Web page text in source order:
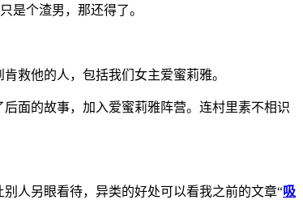
是个渣男，那还得了。
救他的人，包括我们女主爱蜜莉雅。
面的故事，加入爱蜜莉雅阵营。连村里素不相识
人另眼看待，异类的好处可以看我之前的文章“吸